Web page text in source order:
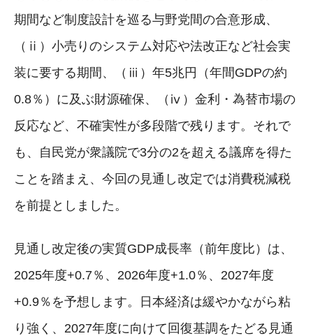
期間など制度設計を巡る与野党間の合意形成、
（ⅱ）小売りのシステム対応や法改正など社会実
装に要する期間、（ⅲ）年5兆円（年間GDPの約
0.8％）に及ぶ財源確保、（ⅳ）金利・為替市場の
反応など、不確実性が多段階で残ります。それで
も、自民党が衆議院で3分の2を超える議席を得た
ことを踏まえ、今回の見通し改定では消費税減税
を前提としました。
見通し改定後の実質GDP成長率（前年度比）は、
2025年度+0.7％、2026年度+1.0％、2027年度
+0.9％を予想します。日本経済は緩やかながら粘
り強く、2027年度に向けて回復基調をたどる見通